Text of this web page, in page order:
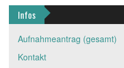
Infos
Aufnahmeantrag (gesamt)
Kontakt